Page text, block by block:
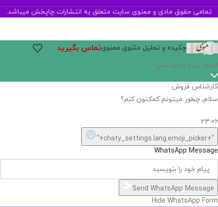
تمامی حقوق مادی و معنوی سایت متعلق به انتشارات چاپخش میباشد.
چکیده و‌ تحلیل مثنوی معنویتماس بگیرید
ارسال پیام در واتساپ
کارشناس فروش
سلام, چطور میتونم کمکتون کنم؟
23:06
"+chaty_settings.lang.emoji_picker+"
WhatsApp Message
Send WhatsApp Message
Hide WhatsApp Form